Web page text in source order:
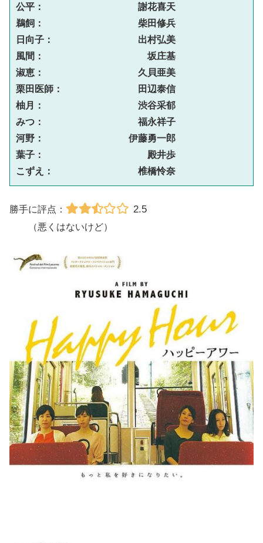
公平：　　　　　　　　　　謝花喜天
鵜飼：　　　　　　　　　　柴田修兵
日向子：　　　　　　　　　出村弘美
風間：　　　　　　　　　　　坂庄基
淑恵：　　　　　　　　　　久貝亜美
栗田医師：　　　　　　　　田辺泰信
柚月：　　　　　　　　　　渋谷采郁
みつ：　　　　　　　　　　福永祥子
河野：　　　　　　　　　伊藤勇一郎
葉子：　　　　　　　　　　　殿井歩
こずえ：　　　　　　　　　椎橋怜奈
勝手に評点： 2.5
（悪くはないけど）